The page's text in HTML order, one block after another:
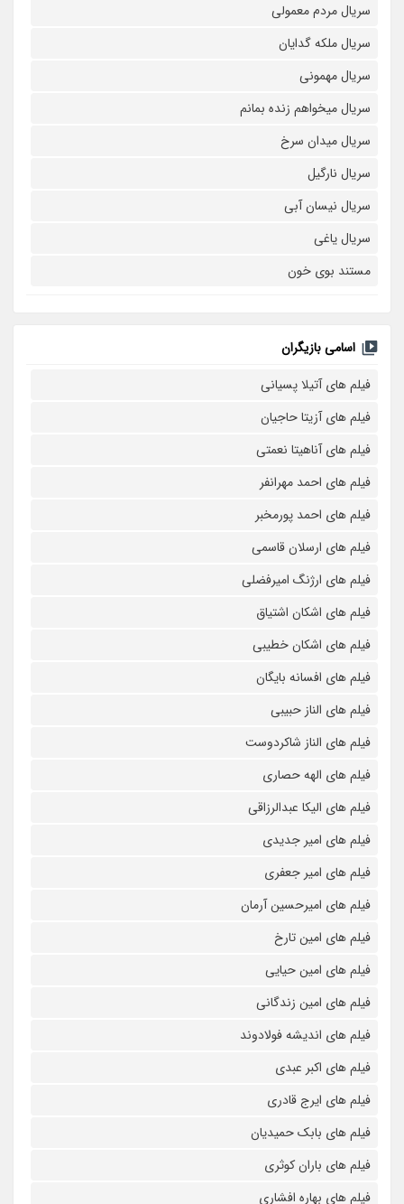
سریال مردم معمولی
سریال ملکه گدایان
سریال مهمونی
سریال میخواهم زنده بمانم
سریال میدان سرخ
سریال نارگیل
سریال نیسان آبی
سریال یاغی
مستند بوی خون
اسامی بازیگران
فیلم های آتیلا پسیانی
فیلم های آزیتا حاجیان
فیلم های آناهیتا نعمتی
فیلم های احمد مهرانفر
فیلم های احمد پورمخبر
فیلم های ارسلان قاسمی
فیلم های ارژنگ امیرفضلی
فیلم های اشکان اشتیاق
فیلم های اشکان خطیبی
فیلم های افسانه بایگان
فیلم های الناز حبیبی
فیلم های الناز شاکردوست
فیلم های الهه حصاری
فیلم های الیکا عبدالرزاقی
فیلم های امیر جدیدی
فیلم های امیر جعفری
فیلم های امیرحسین آرمان
فیلم های امین تارخ
فیلم های امین حیایی
فیلم های امین زندگانی
فیلم های اندیشه فولادوند
فیلم های اکبر عبدی
فیلم های ایرج قادری
فیلم های بابک حمیدیان
فیلم های باران کوثری
فیلم های بهاره افشاری